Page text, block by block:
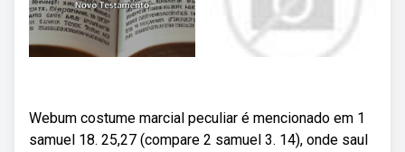
Webum costume marcial peculiar é mencionado em 1
samuel 18. 25,27 (compare 2 samuel 3. 14), onde saul